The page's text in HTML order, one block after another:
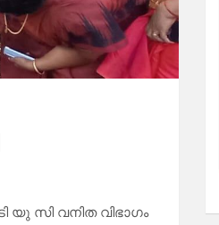
സി വനിത വിഭാഗം